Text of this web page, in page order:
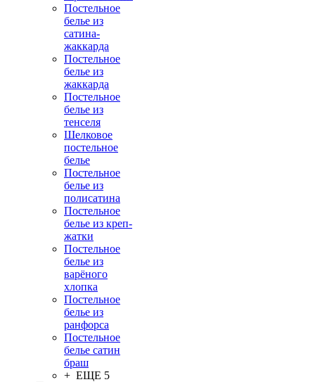
Постельное
белье из
сатина-
жаккарда
Постельное
белье из
жаккарда
Постельное
белье из
тенселя
Шелковое
постельное
белье
Постельное
белье из
полисатина
Постельное
белье из креп-
жатки
Постельное
белье из
варёного
хлопка
Постельное
белье из
ранфорса
Постельное
белье сатин
браш
+ ЕЩЕ 5